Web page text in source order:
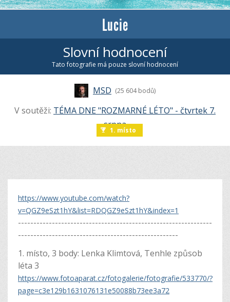
Lucie
Slovní hodnocení
Tato fotografie má pouze slovní hodnocení
MSD (25 604 bodů)
V soutěži: TÉMA DNE "ROZMARNÉ LÉTO" - čtvrtek 7.
srpna
1. místo
https://www.youtube.com/watch?
v=QGZ9eSzt1hY&list=RDQGZ9eSzt1hY&index=1
---------------------------------------------------------------
----------------------------------------------------
1. místo, 3 body: Lenka Klimtová, Tenhle způsob
léta 3
https://www.fotoaparat.cz/fotogalerie/fotografie/533770/?
page=c3e129b1631076131e50088b73ee3a72